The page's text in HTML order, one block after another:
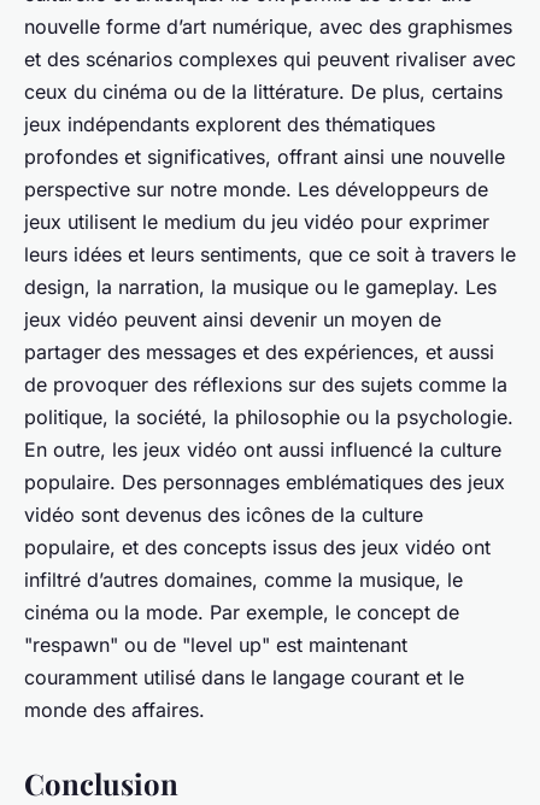
nouvelle forme d’art numérique, avec des graphismes
et des scénarios complexes qui peuvent rivaliser avec
ceux du cinéma ou de la littérature. De plus, certains
jeux indépendants explorent des thématiques
profondes et significatives, offrant ainsi une nouvelle
perspective sur notre monde. Les développeurs de
jeux utilisent le medium du jeu vidéo pour exprimer
leurs idées et leurs sentiments, que ce soit à travers le
design, la narration, la musique ou le gameplay. Les
jeux vidéo peuvent ainsi devenir un moyen de
partager des messages et des expériences, et aussi
de provoquer des réflexions sur des sujets comme la
politique, la société, la philosophie ou la psychologie.
En outre, les jeux vidéo ont aussi influencé la culture
populaire. Des personnages emblématiques des jeux
vidéo sont devenus des icônes de la culture
populaire, et des concepts issus des jeux vidéo ont
infiltré d’autres domaines, comme la musique, le
cinéma ou la mode. Par exemple, le concept de
"respawn" ou de "level up" est maintenant
couramment utilisé dans le langage courant et le
monde des affaires.
Conclusion